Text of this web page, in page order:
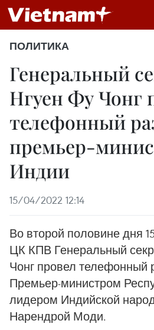
ПОЛИТИКА
Генеральный
Нгуен Фу Чонг
телефонный
премьер-
Индии
15/04/2022 12:14
Во второй половине дня
ЦК КПВ Генеральный
Чонг провел телефонный
Премьер-министром
лидером Индийской
Нарендрой Моди.